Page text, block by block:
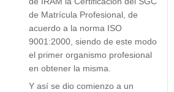
de Matrícula Profesional, de
acuerdo a la norma ISO
9001:2000, siendo de este modo
el primer organismo profesional
en obtener la misma.
Y así se dio comienzo a un